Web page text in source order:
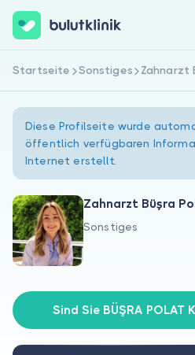
Über uns
Für Patienten
Für Ärzte
Jetzt registrieren
Startseite Sonstiges Zahnarzt
Diese Profilseite wurde
öffentlich verfügbaren
Internet erstellt.
Zahnarzt Büşra
Sonstiges
Sind Sie BÜŞRA POLAT